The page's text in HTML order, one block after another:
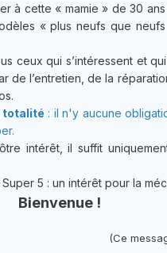
à cette « mamie » de 30
« plus neufs que
ceux qui s’intéressent et
de l’entretien, de la
totalité : il n'y aucune
intérêt, il suffit
5 : un intérêt pour la
Bienvenue !
(Ce